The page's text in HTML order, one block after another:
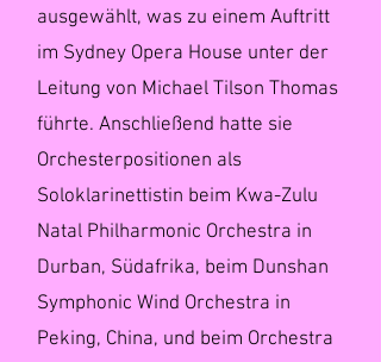
ausgewählt, was zu einem Auftritt
im Sydney Opera House unter der
Leitung von Michael Tilson Thomas
führte. Anschließend hatte sie
Orchesterpositionen als
Soloklarinettistin beim Kwa-Zulu
Natal Philharmonic Orchestra in
Durban, Südafrika, beim Dunshan
Symphonic Wind Orchestra in
Peking, China, und beim Orchestra